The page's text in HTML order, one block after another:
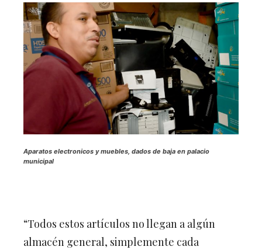
Aparatos electronicos y muebles, dados de baja en palacio
municipal
“Todos estos artículos no llegan a algún
almacén general, simplemente cada